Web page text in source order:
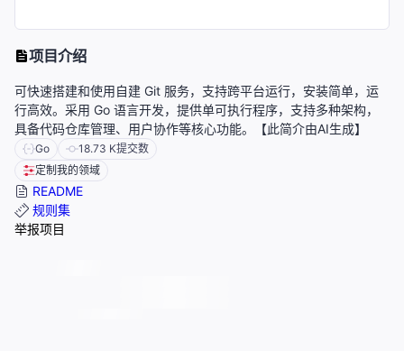
项目介绍
可快速搭建和使用自建 Git 服务，支持跨平台运行，安装简单，运
行高效。采用 Go 语言开发，提供单可执行程序，支持多种架构，
具备代码仓库管理、用户协作等核心功能。【此简介由AI生成】
Go 18.73 K提交数
定制我的领域
README
规则集
举报项目